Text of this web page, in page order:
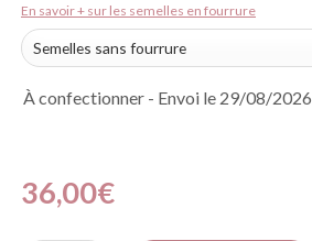
En savoir + sur les semelles en fourrure
À confectionner - Envoi le 29/08/2026
36,00€